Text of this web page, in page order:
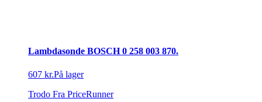
Lambdasonde BOSCH 0 258 003 870.
607 kr.På lager
Trodo Fra PriceRunner